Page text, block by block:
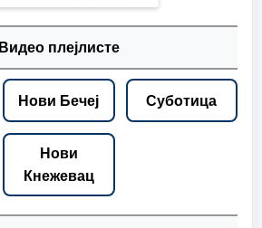
Видео плејлисте
Нови Бечеј Суботица
Нови
Кнежевац